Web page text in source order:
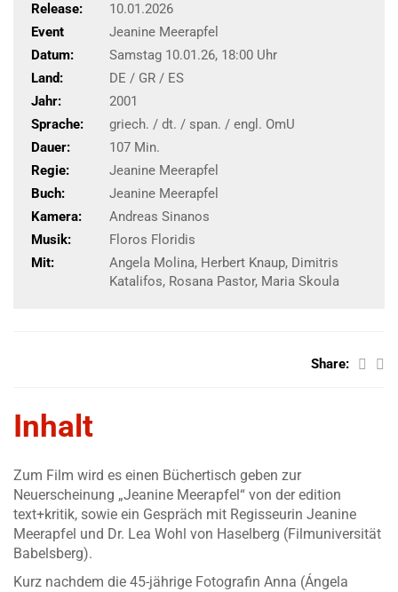
Release:
10.01.2026
Event
Jeanine Meerapfel
Datum:
Samstag 10.01.26, 18:00 Uhr
Land:
DE / GR / ES
Jahr:
2001
Sprache:
griech. / dt. / span. / engl. OmU
Dauer:
107 Min.
Regie:
Jeanine Meerapfel
Buch:
Jeanine Meerapfel
Kamera:
Andreas Sinanos
Musik:
Floros Floridis
Mit:
Angela Molina, Herbert Knaup, Dimitris
Katalifos, Rosana Pastor, Maria Skoula
Share:
Inhalt
Zum Film wird es einen Büchertisch geben zur
Neuerscheinung „Jeanine Meerapfel“ von der edition
text+kritik, sowie ein Gespräch mit Regisseurin Jeanine
Meerapfel und Dr. Lea Wohl von Haselberg (Filmuniversität
Babelsberg).
Kurz nachdem die 45-jährige Fotografin Anna (Ángela